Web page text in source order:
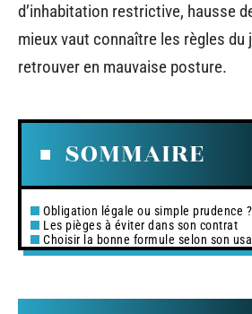
d’inhabitation restrictive, hausse
mieux vaut connaître les règles du
retrouver en mauvaise posture.
SOMMAIRE
Obligation légale ou simple prudence ?
Les pièges à éviter dans son contrat
Choisir la bonne formule selon son